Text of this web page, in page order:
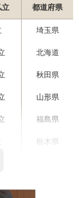
立 都道府県
埼玉県
北海道
秋田県
山形県
福島県
栃木県